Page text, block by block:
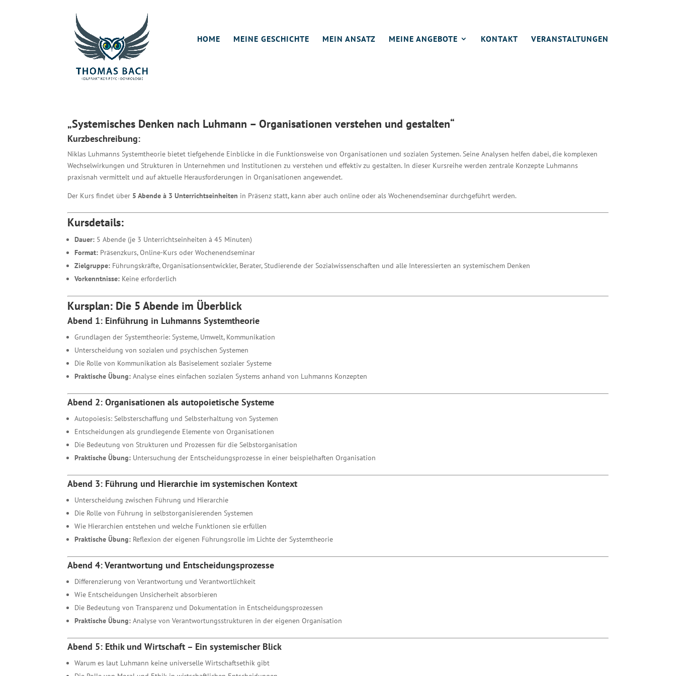
HOME MEINE GESCHICHTE MEIN ANSATZ MEINE ANGEBOTE KONTAKT VERANSTALTUNGEN
„Systemisches Denken nach Luhmann – Organisationen verstehen und gestalten“
Kurzbeschreibung:
Niklas Luhmanns Systemtheorie bietet tiefgehende Einblicke in die Funktionsweise von Organisationen und sozialen Systemen. Seine Analysen helfen dabei, die komplexen
Wechselwirkungen und Strukturen in Unternehmen und Institutionen zu verstehen und effektiv zu gestalten. In dieser Kursreihe werden zentrale Konzepte Luhmanns
praxisnah vermittelt und auf aktuelle Herausforderungen in Organisationen angewendet.
Der Kurs findet über 5 Abende à 3 Unterrichtseinheiten in Präsenz statt, kann aber auch online oder als Wochenendseminar durchgeführt werden.
Kursdetails:
Dauer: 5 Abende (je 3 Unterrichtseinheiten à 45 Minuten)
Format: Präsenzkurs, Online-Kurs oder Wochenendseminar
Zielgruppe: Führungskräfte, Organisationsentwickler, Berater, Studierende der Sozialwissenschaften und alle Interessierten an systemischem Denken
Vorkenntnisse: Keine erforderlich
Kursplan: Die 5 Abende im Überblick
Abend 1: Einführung in Luhmanns Systemtheorie
Grundlagen der Systemtheorie: Systeme, Umwelt, Kommunikation
Unterscheidung von sozialen und psychischen Systemen
Die Rolle von Kommunikation als Basiselement sozialer Systeme
Praktische Übung: Analyse eines einfachen sozialen Systems anhand von Luhmanns Konzepten
Abend 2: Organisationen als autopoietische Systeme
Autopoiesis: Selbsterschaffung und Selbsterhaltung von Systemen
Entscheidungen als grundlegende Elemente von Organisationen
Die Bedeutung von Strukturen und Prozessen für die Selbstorganisation
Praktische Übung: Untersuchung der Entscheidungsprozesse in einer beispielhaften Organisation
Abend 3: Führung und Hierarchie im systemischen Kontext
Unterscheidung zwischen Führung und Hierarchie
Die Rolle von Führung in selbstorganisierenden Systemen
Wie Hierarchien entstehen und welche Funktionen sie erfüllen
Praktische Übung: Reflexion der eigenen Führungsrolle im Lichte der Systemtheorie
Abend 4: Verantwortung und Entscheidungsprozesse
Differenzierung von Verantwortung und Verantwortlichkeit
Wie Entscheidungen Unsicherheit absorbieren
Die Bedeutung von Transparenz und Dokumentation in Entscheidungsprozessen
Praktische Übung: Analyse von Verantwortungsstrukturen in der eigenen Organisation
Abend 5: Ethik und Wirtschaft – Ein systemischer Blick
Warum es laut Luhmann keine universelle Wirtschaftsethik gibt